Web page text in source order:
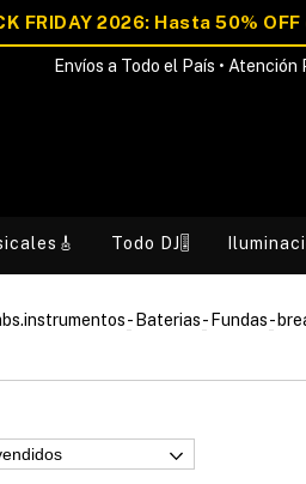
Envíos a Todo el País •
Todo DJ🎚️
- Baterias- Fundas-